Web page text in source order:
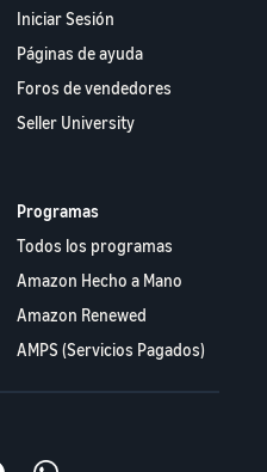
Iniciar Sesión
Páginas de ayuda
Foros de vendedores
Seller University
Programas
Todos los programas
Amazon Hecho a Mano
Amazon Renewed
AMPS (Servicios Pagados)